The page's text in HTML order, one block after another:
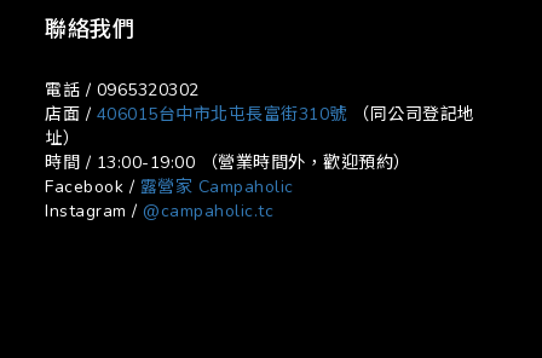
聯絡我們
電話 / 0965320302
店面 / 406015台中市北屯長富街310號（同公司登記地
址）
時間 / 13:00-19:00 （營業時間外，歡迎預約）
Facebook / 露營家 Campaholic
Instagram / @campaholic.tc